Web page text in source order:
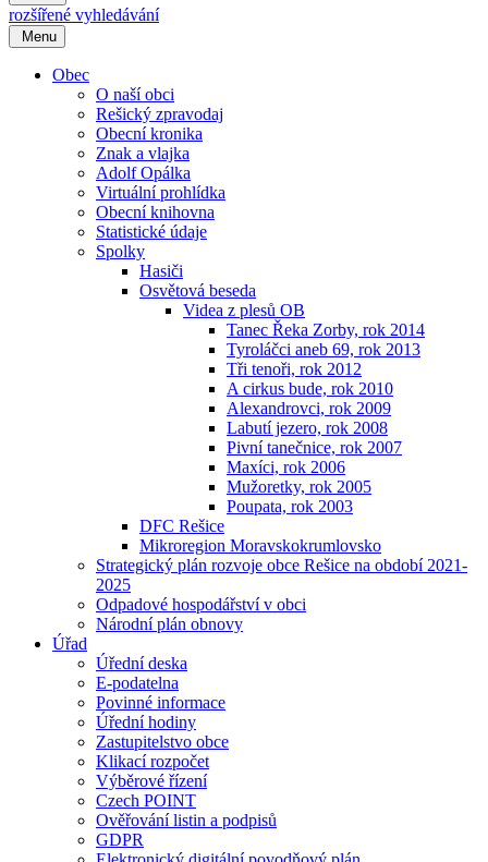
rozšířené vyhledávání
Menu
Obec
O naší obci
Rešický zpravodaj
Obecní kronika
Znak a vlajka
Adolf Opálka
Virtuální prohlídka
Obecní knihovna
Statistické údaje
Spolky
Hasiči
Osvětová beseda
Videa z plesů OB
Tanec Řeka Zorby, rok 2014
Tyroláčci aneb 69, rok 2013
Tři tenoři, rok 2012
A cirkus bude, rok 2010
Alexandrovci, rok 2009
Labutí jezero, rok 2008
Pivní tanečnice, rok 2007
Maxíci, rok 2006
Mužoretky, rok 2005
Poupata, rok 2003
DFC Rešice
Mikroregion Moravskokrumlovsko
Strategický plán rozvoje obce Rešice na období 2021-
2025
Odpadové hospodářství v obci
Národní plán obnovy
Úřad
Úřední deska
E-podatelna
Povinné informace
Úřední hodiny
Zastupitelstvo obce
Klikací rozpočet
Výběrové řízení
Czech POINT
Ověřování listin a podpisů
GDPR